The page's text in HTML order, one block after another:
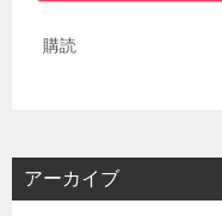
ル
ス
購読
アーカイブ